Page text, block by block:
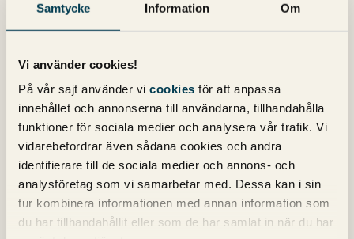
Samtycke Information Om
Vi använder cookies!
På vår sajt använder vi cookies för att anpassa
innehållet och annonserna till användarna, tillhandahålla
funktioner för sociala medier och analysera vår trafik. Vi
vidarebefordrar även sådana cookies och andra
identifierare till de sociala medier och annons- och
analysföretag som vi samarbetar med. Dessa kan i sin
tur kombinera informationen med annan information som
du har tillhandahållit eller som de har samlat in när du har
Kategorier
Copy
Konvertering
Marknadsföring
Nyheter om Pineberry